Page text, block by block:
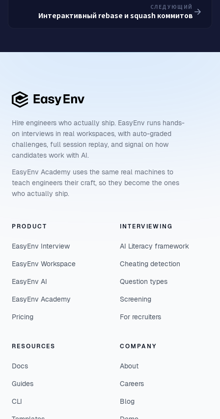
СЛЕДУЮЩИЙ
Интерактивный rebase и squash коммитов
Hire engineers who actually ship. EasyEnv runs hands-
on interviews in real workspaces, with auto-graded
challenges, full session replay, and signal on how
candidates work with AI.
EasyEnv Academy uses the same real machines to
teach engineers their craft, so they become the ones
who actually ship.
PRODUCT
EasyEnv Interview
EasyEnv Workspace
EasyEnv AI
EasyEnv Academy
Pricing
INTERVIEWING
AI Literacy framework
Cheating detection
Question types
Screening
For recruiters
RESOURCES
Docs
Guides
CLI
COMPANY
About
Careers
Blog